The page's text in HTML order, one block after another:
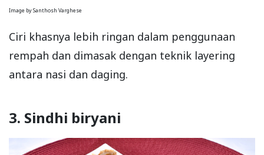
Image by Santhosh Varghese
Ciri khasnya lebih ringan dalam penggunaan
rempah dan dimasak dengan teknik layering
antara nasi dan daging.
3. Sindhi biryani